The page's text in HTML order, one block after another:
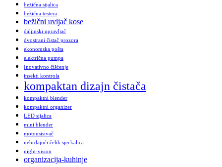
bežična sijalica
bežična testera
bežični uvijač kose
daljinski upravljač
dvostrani čistač prozora
ekonomska pošta
električna pumpa
Inovativno čišćenje
insekti kontrola
kompaktan dizajn čistača
kompaktni blender
kompaktni organizer
LED sijalica
mini blender
motousisivač
nehrđajući čelik sjeckalica
night-vision
organizacija-kuhinje